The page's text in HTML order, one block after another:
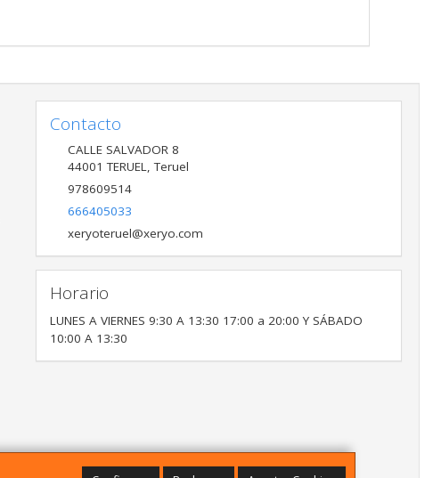
Contacto
CALLE SALVADOR 8
44001 TERUEL,Teruel
978609514
666405033
xeryoteruel@xeryo.com
Horario
LUNES A VIERNES 9:30 A 13:30 17:00 a 20:00 Y SÁBADO
10:00 A 13:30